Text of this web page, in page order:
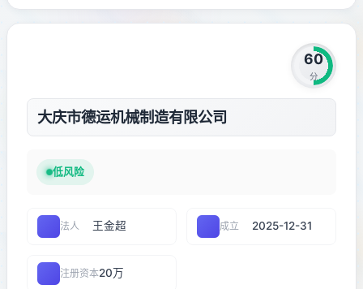
60
分
大庆市德运机械制造有限公司
低风险
法人 王金超 成立 2025-12-31
注册资本20万